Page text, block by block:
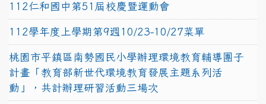
112仁和國中第51屆校慶暨運動會
112學年度上學期第9週10/23-10/27菜單
桃園市平鎮區南勢國民小學辦理環境教育輔導團子
計畫「教育部新世代環境教育發展主題系列活
動」，共計辦理研習活動三場次